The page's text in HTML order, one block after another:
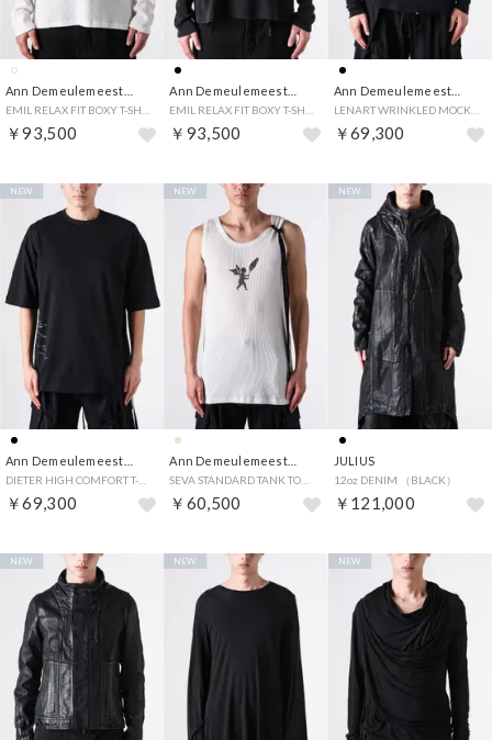
￥93,500
Ann Demeulemeester
￥93,500 ￥69,300
DIETER HIGH COMFORT T-SHIRT WITH THE RETURN OF LIGHT PRINT （Black）
￥69,300
NEW
Ann Demeulemeester
SEVA STANDARD TANK TOP WITH FAUN PRINT （Ivory）
￥60,500
NEW
JULIUS
12oz DENIM （BLACK）
￥121,000
NEW
NEW NEW NEW